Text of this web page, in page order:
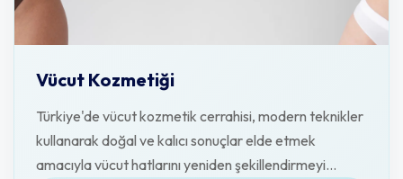
Vücut Kozmetiği
Türkiye'de vücut kozmetik cerrahisi, modern teknikler
kullanarak doğal ve kalıcı sonuçlar elde etmek
amacıyla vücut hatlarını yeniden şekillendirmeyi